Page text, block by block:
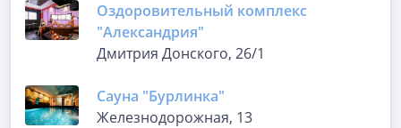
Оздоровительный комплекс
"Александрия"
Дмитрия Донского, 26/1
Сауна "Бурлинка"
Железнодорожная, 13